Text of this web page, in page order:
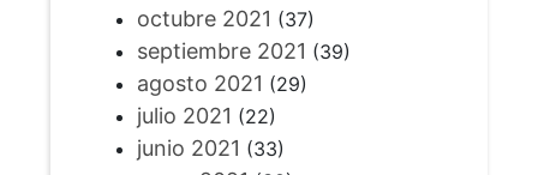
octubre 2021 (37)
septiembre 2021 (39)
agosto 2021 (29)
julio 2021 (22)
junio 2021 (33)